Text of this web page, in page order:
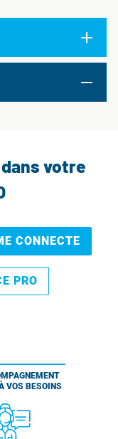
votre
CONNECTE
PRO
VOS BESOINS